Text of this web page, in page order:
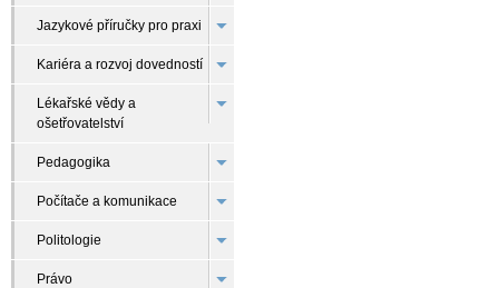
Jazykové příručky pro praxi
Kariéra a rozvoj dovedností
Lékařské vědy a
ošetřovatelství
Pedagogika
Počítače a komunikace
Politologie
Právo